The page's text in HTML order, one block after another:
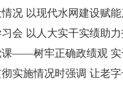
况 以现代水网建设赋
会 以人大实干实绩助
课——树牢正确政绩观 实
实施情况时强调 让老